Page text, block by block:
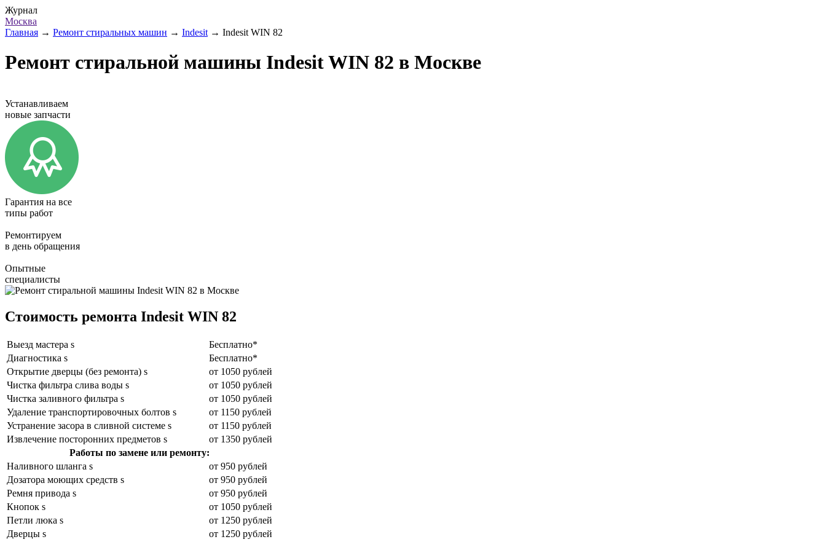
Журнал
Москва
Главная → Ремонт стиральных машин → Indesit → Indesit WIN 82
Ремонт стиральной машины Indesit WIN 82 в Москве
Устанавливаем
новые запчасти
Гарантия на все
типы работ
Ремонтируем
в день обращения
Опытные
специалисты
Стоимость ремонта Indesit WIN 82
Выезд мастера s
Бесплатно*
Диагностика s
Бесплатно*
Открытие дверцы (без ремонта) s
от 1050 рублей
Чистка фильтра слива воды s
от 1050 рублей
Чистка заливного фильтра s
от 1050 рублей
Удаление транспортировочных болтов s
от 1150 рублей
Устранение засора в сливной системе s
от 1150 рублей
Извлечение посторонних предметов s
от 1350 рублей
Работы по замене или ремонту:
Наливного шланга s
от 950 рублей
Дозатора моющих средств s
от 950 рублей
Ремня привода s
от 950 рублей
Кнопок s
от 1050 рублей
Петли люка s
от 1250 рублей
Дверцы s
от 1250 рублей